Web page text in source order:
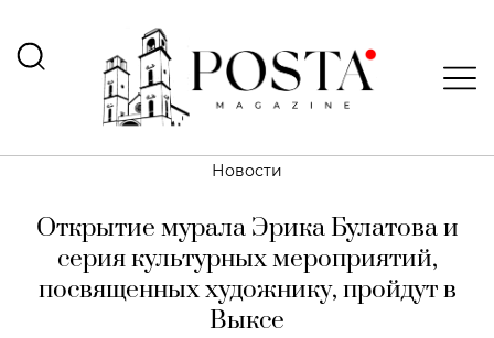
Новости
Открытие мурала Эрика Булатова и
серия культурных мероприятий,
посвященных художнику, пройдут в
Выксе